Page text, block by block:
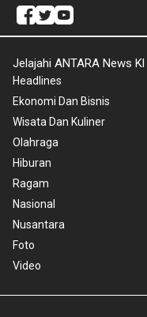
Jelajahi ANTARA News Kl
Headlines
Ekonomi Dan Bisnis
Wisata Dan Kuliner
Olahraga
Hiburan
Ragam
Nasional
Nusantara
Foto
Video